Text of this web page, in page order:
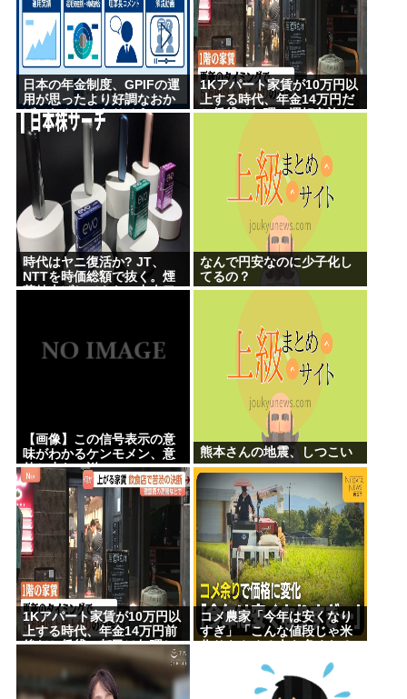
日本の年金制度、GPIFの運
用が思ったより好調なおか
げでなんとかなりそう
1Kアパート家賃が10万円以
上する時代、年金14万円だ
と賃貸は無理、運転免許も
時代はヤニ復活か? JT、
NTTを時価総額で抜く。煙
草値上げしてもヤニ中人口
なんで円安なのに少子化し
てるの？
【画像】この信号表示の意
味がわかるケンモメン、意
外と少ない説
熊本さんの地震、しつこい
1Kアパート家賃が10万円以
上する時代、年金14万円前
後だと賃貸の都民は無理じ
ゃね？ 運転免許もなく移住
も無理じゃね？
コメ農家「今年は安くなり
すぎ」「こんな値段じゃ米
んじゃないかな?」